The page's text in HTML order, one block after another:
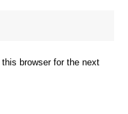
browser for the next